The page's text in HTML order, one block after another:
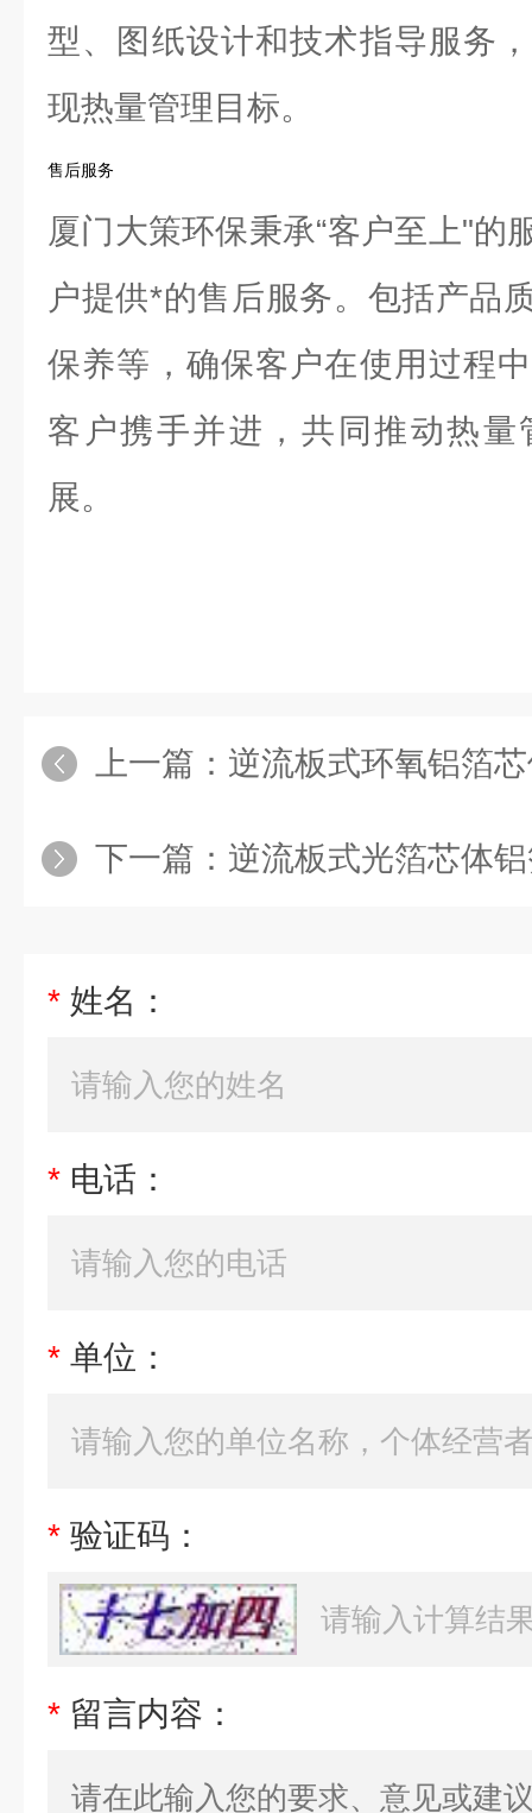
型、图纸设计和技术指导服务
现热量管理目标。
售后服务
厦门大策环保秉承“客户至上"的
户提供*的售后服务。包括产品
保养等，确保客户在使用过程
客户携手并进，共同推动热
展。
上一篇： 逆流板式环氧铝箔芯
下一篇： 逆流板式光箔芯体
* 姓名：
* 电话：
* 单位：
* 验证码：
* 留言内容：